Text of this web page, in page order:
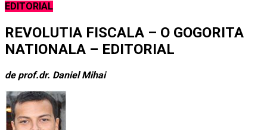
EDITORIAL
REVOLUTIA FISCALA – O GOGORITA
NATIONALA – EDITORIAL
de prof.dr. Daniel Mihai